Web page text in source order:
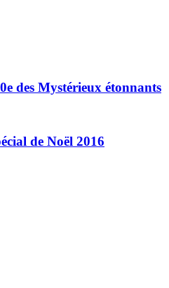
des Mystérieux étonnants
de Noël 2016